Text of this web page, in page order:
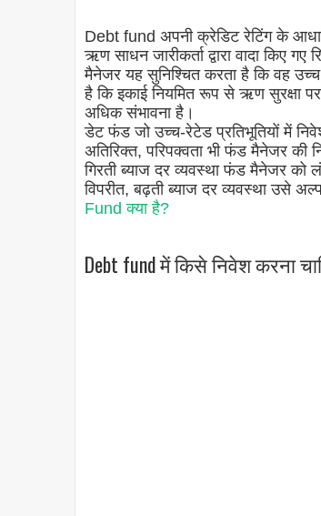
Debt fund अपनी क्रेडिट रेटिंग के
ऋण साधन जारीकर्ता द्वारा वादा किए
मैनेजर यह सुनिश्चित करता है कि वह
है कि इकाई नियमित रूप से ऋण सुरक्षा
अधिक संभावना है।
डेट फंड जो उच्च-रेटेड प्रतिभूतियों में
अतिरिक्त, परिपक्वता भी फंड मैनेजर की
गिरती ब्याज दर व्यवस्था फंड मैनेजर को
विपरीत, बढ़ती ब्याज दर व्यवस्था उसे
Fund क्या है?
Debt fund में किसे निवेश करना